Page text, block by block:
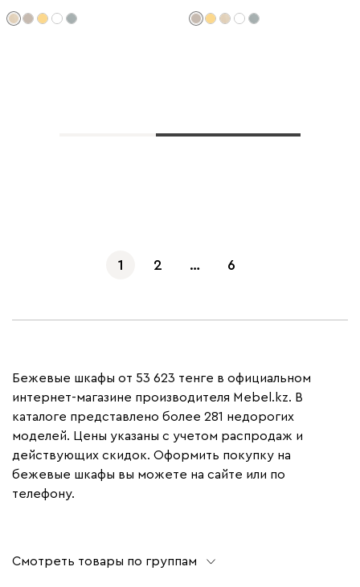
1 2 … 6
Бежевые шкафы от 53 623 тенге в официальном
интернет-магазине производителя Mebel.kz. В
каталоге представлено более 281 недорогих
моделей. Цены указаны с учетом распродаж и
действующих скидок. Оформить покупку на
бежевые шкафы вы можете на сайте или по
телефону.
Смотреть товары по группам